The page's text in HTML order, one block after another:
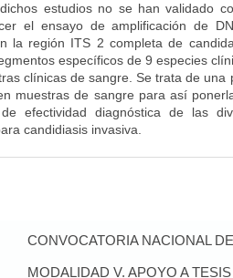
estudios no se han validado
el ensayo de amplificación de
la región ITS 2 completa de
específicos de 9 especies
clínicas de sangre. Se trata de una
muestras de sangre para así
efectividad diagnóstica de las
candidiasis invasiva.
CONVOCATORIA NACIONAL
MODALIDAD V. APOYO A